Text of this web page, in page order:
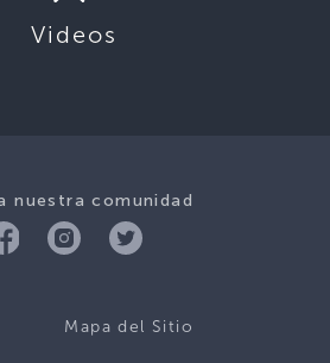
Videos
nuestra comunidad
Mapa del Sitio